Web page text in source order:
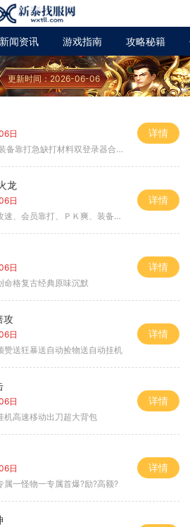
新闻资讯 游戏指南 攻略秘籍
更新时间：2026-06-06
日
备靠打急缺打材料双登录器合区
详情
龙
日
、会员靠打、ＰＫ爽、装备全爆
详情
日
命格复古经典原味沉默
详情
攻
日
赞送狂暴送自动捡物送自动挂机
详情
日
机高速移动出刀超大背包
详情
日
属一怪物一专属首爆?励?高额?
详情